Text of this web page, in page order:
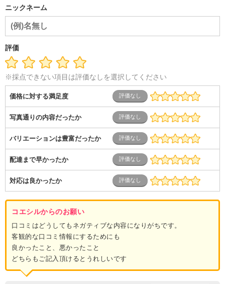
ニックネーム
評価
※採点できない項目は評価なしを選択してください
価格に対する満足度
写真通りの内容だったか
バリエーションは豊富だったか
配達まで早かったか
対応は良かったか
コエシルからのお願い
口コミはどうしてもネガティブな内容になりがちです。
客観的な口コミ情報にするためにも
良かったこと、悪かったこと
どちらもご記入頂けるとうれしいです